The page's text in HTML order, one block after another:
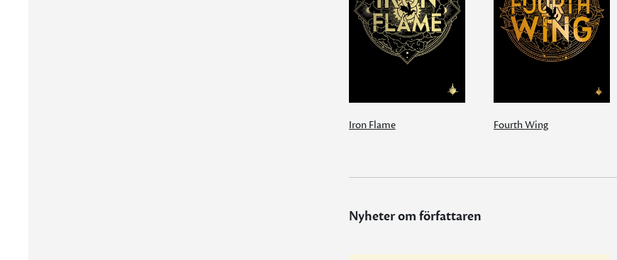
Iron Flame Fourth Wing
Nyheter om författaren